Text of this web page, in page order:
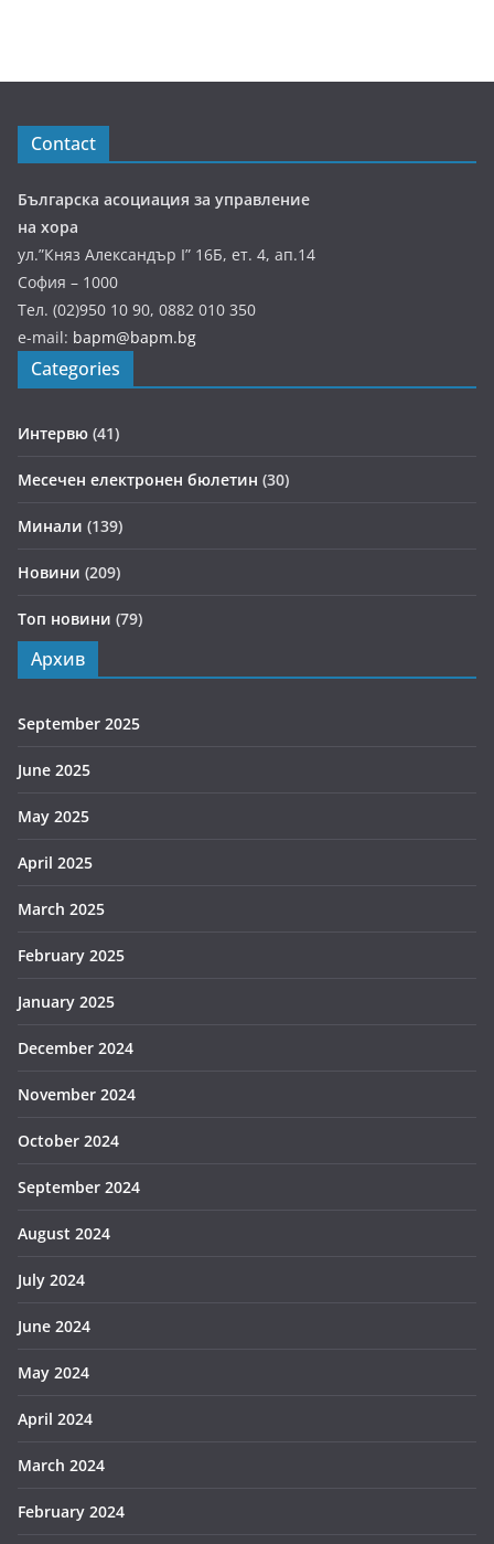
Contact
Българска асоциация за управление
на хора
ул.”Княз Александър І” 16Б, ет. 4, ап.14
София – 1000
Тел. (02)950 10 90, 0882 010 350
e-mail: bapm@bapm.bg
Categories
Интервю (41)
Месечен електронен бюлетин (30)
Минали (139)
Новини (209)
Топ новини (79)
Архив
September 2025
June 2025
May 2025
April 2025
March 2025
February 2025
January 2025
December 2024
November 2024
October 2024
September 2024
August 2024
July 2024
June 2024
May 2024
April 2024
March 2024
February 2024